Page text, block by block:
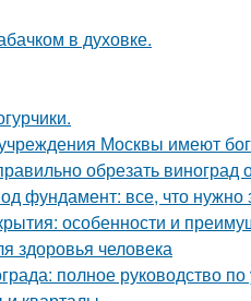
в духовке.
Москвы имеют
обрезать виноград
фундамент: все, что нужно
особенности и
здоровья человека
полное руководство